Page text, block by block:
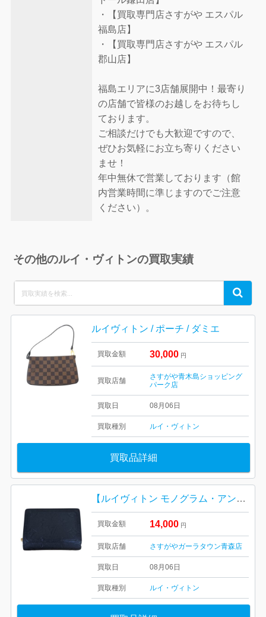
・【買取専門店さすがや エスパル
福島店】
・【買取専門店さすがや エスパル
郡山店】
福島エリアに3店舗展開中！最寄り
の店舗で皆様のお越しをお待ちし
ております。
ご相談だけでも大歓迎ですので、
ぜひお気軽にお立ち寄りください
ませ！
年中無休で営業しております（館
内営業時間に準じますのでご注意
ください）。
その他のルイ・ヴィトンの買取実績
for:
Search
ルイヴィトン / ポーチ / ダミエ
買取金額 30,000 円
買取店舗
さすがや青木島ショッピング
パーク店
買取日 08月06日
買取種別 ルイ・ヴィトン
買取品詳細
【ルイヴィトン モノグラム・アンプラント ポルトフォイユ・クレア】
買取金額 14,000 円
買取店舗 さすがやガーラタウン青森店
買取日 08月06日
買取種別 ルイ・ヴィトン